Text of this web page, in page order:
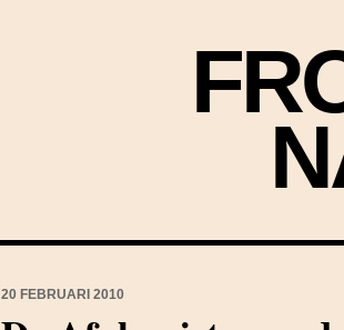
20 FEBRUARI 2010